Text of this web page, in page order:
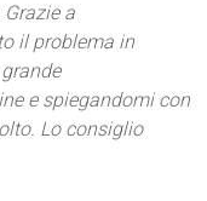
a
il problema in
e spiegandomi con
Lo consiglio